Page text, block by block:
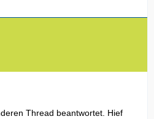
Thread beantwortet. Hief